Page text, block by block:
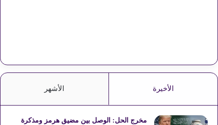
الأخيرة الأشهر
مخرج الحل: الوصل بين مضيق هرمز ومذكرة